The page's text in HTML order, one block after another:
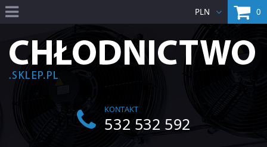
PLN 0
INFORMACJE
O firmie
Koszt dostawy KONTAKT
532 532 592